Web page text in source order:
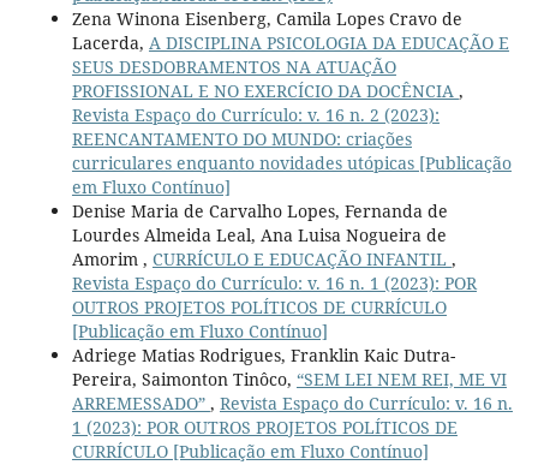
Zena Winona Eisenberg, Camila Lopes Cravo de
Lacerda, A DISCIPLINA PSICOLOGIA DA EDUCAÇÃO E
SEUS DESDOBRAMENTOS NA ATUAÇÃO
PROFISSIONAL E NO EXERCÍCIO DA DOCÊNCIA ,
Revista Espaço do Currículo: v. 16 n. 2 (2023):
REENCANTAMENTO DO MUNDO: criações
curriculares enquanto novidades utópicas [Publicação
em Fluxo Contínuo]
Denise Maria de Carvalho Lopes, Fernanda de
Lourdes Almeida Leal, Ana Luisa Nogueira de
Amorim , CURRÍCULO E EDUCAÇÃO INFANTIL ,
Revista Espaço do Currículo: v. 16 n. 1 (2023): POR
OUTROS PROJETOS POLÍTICOS DE CURRÍCULO
[Publicação em Fluxo Contínuo]
Adriege Matias Rodrigues, Franklin Kaic Dutra-
Pereira, Saimonton Tinôco, “SEM LEI NEM REI, ME VI
ARREMESSADO” , Revista Espaço do Currículo: v. 16 n.
1 (2023): POR OUTROS PROJETOS POLÍTICOS DE
CURRÍCULO [Publicação em Fluxo Contínuo]